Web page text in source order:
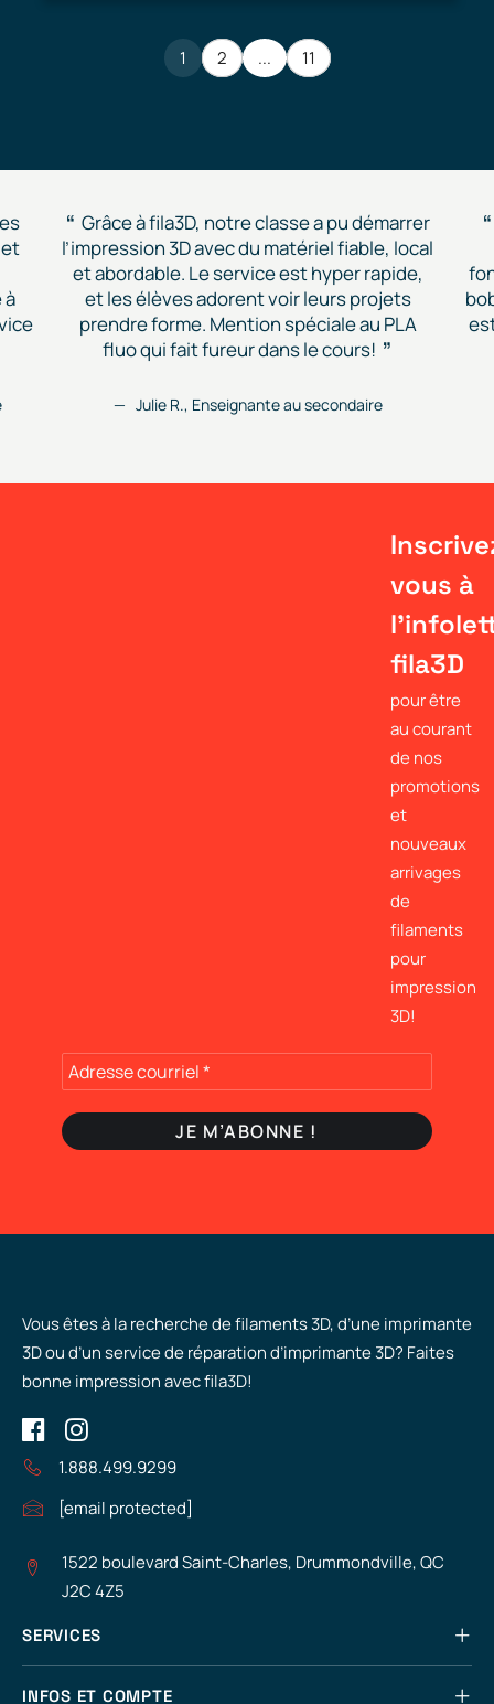
1 2 ... 11
à
Grâce à fila3D, notre classe a pu démarrer
l’impression 3D avec du matériel fiable, local
et abordable. Le service est hyper rapide,
et les élèves adorent voir leurs projets
prendre forme. Mention spéciale au PLA
fluo qui fait fureur dans le cours!
Julie R., Enseignante au secondaire
vous à
fila3D
pour être
au courant
de nos
promotions
et
nouveaux
arrivages
de
filaments
pour
impression
3D!
Vous êtes à la recherche de filaments 3D, d’une imprimante
3D ou d’un service de réparation d’imprimante 3D? Faites
bonne impression avec fila3D!
1.888.499.9299
[email protected]
1522 boulevard Saint-Charles, Drummondville, QC
J2C 4Z5
SERVICES
INFOS ET COMPTE